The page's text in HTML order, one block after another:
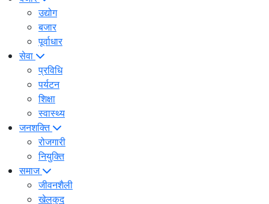
उद्योग
बजार
पूर्वाधार
सेवा
प्रविधि
पर्यटन
शिक्षा
स्वास्थ्य
जनशक्ति
रोजगारी
नियुक्ति
समाज
जीवनशैली
खेलकुद